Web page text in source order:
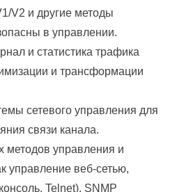
V2 и другие методы
в управлении.
и статистика трафика
и трансформации
сетевого управления для
связи канала.
методов управления и
управление веб-сетью,
Telnet), SNMP